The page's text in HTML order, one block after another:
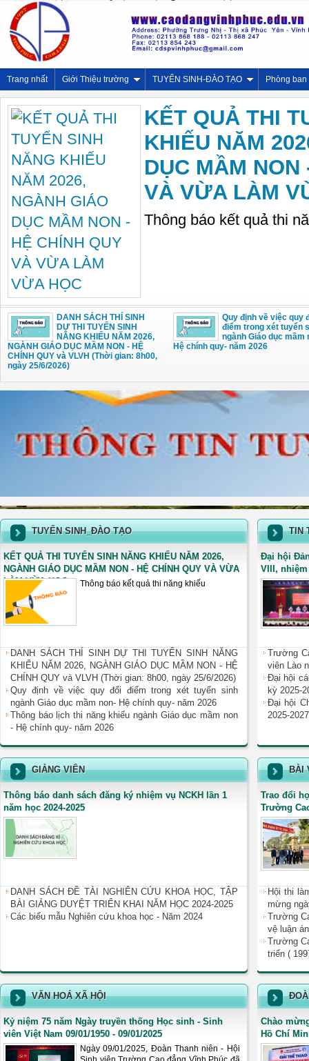
Trang nhất Giới Thiệu trường TUYỂN SINH-ĐÀO TẠO Phòng ban
KẾT QUẢ THI
KHIẾU NĂM
DỤC MẦM NON
VÀ VỪA LÀM
Thông báo kết quả thi
DANH SÁCH THÍ SINH
DỰ THI TUYỂN SINH
NĂNG KHIẾU NĂM 2026,
NGÀNH GIÁO DỤC MẦM NON - HỆ
CHÍNH QUY và VLVH (Thời gian: 8h00,
ngày 25/6/2026)
Quy định về việc quy
điểm trong xét tuyển
ngành Giáo dục mầm
Hệ chính quy- năm 2026
TUYỂN SINH_ĐÀO TẠO
KẾT QUẢ THI TUYỂN SINH NĂNG KHIẾU NĂM 2026,
NGÀNH GIÁO DỤC MẦM NON - HỆ CHÍNH QUY VÀ VỪA
LÀM VỪA HỌC
Thông báo kết quả thi năng khiếu
DANH SÁCH THÍ SINH DỰ THI TUYỂN SINH NĂNG
KHIẾU NĂM 2026, NGÀNH GIÁO DỤC MẦM NON - HỆ
CHÍNH QUY và VLVH (Thời gian: 8h00, ngày 25/6/2026)
Quy định về việc quy đổi điểm trong xét tuyển sinh
ngành Giáo dục mầm non- Hệ chính quy- năm 2026
Thông báo lịch thi năng khiếu ngành Giáo dục mầm non
- Hệ chính quy- năm 2026
TIN
Đại hội
VIII, nhiệm
Trường
viên Lào
Đại hội
kỳ 2025-
Đại hội
2025-
GIẢNG VIÊN
Thông báo danh sách đăng ký nhiệm vụ NCKH lần 1
năm học 2024-2025
DANH SÁCH ĐỀ TÀI NGHIÊN CỨU KHOA HỌC, TẬP
BÀI GIẢNG DUYỆT TRIỂN KHAI NĂM HỌC 2024-2025
Các biểu mẫu Nghiên cứu khoa học - Năm 2024
BÀI
Trao đổi
Trường
Hội thi
mừng
Trường
vệ luận
Trường
triển (
VĂN HOÁ XÃ HỘI
Kỷ niệm 75 năm Ngày truyền thống Học sinh - Sinh
viên Việt Nam 09/01/1950 - 09/01/2025
Ngày 09/01/2025, Đoàn Thanh niên - Hội
Chào
Hồ Chí